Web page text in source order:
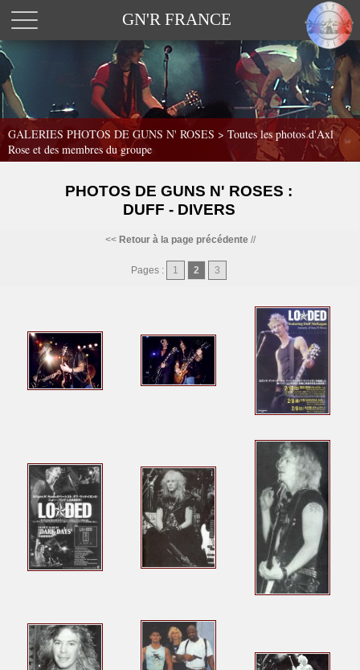
GN'R FRANCE
GALERIES PHOTOS DE GUNS N' ROSES > Toutes les photos d'Axl
Rose et des membres du groupe
PHOTOS DE GUNS N' ROSES :
DUFF - DIVERS
<< Retour à la page précédente//
Pages : 1 2 3